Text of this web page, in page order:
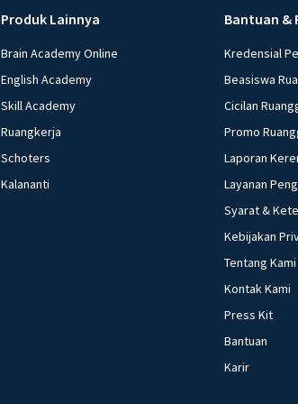
kebijakan
Menetapkan
minimum
Mengatur tingkat
beberapa
Menaikkan suku
harga. Yang
d. 3) dan 5) e. 4) dan 5) Investasi bank lesu, daya beli melemah
kepada
moneter yang
bunga bank b.
kebijakan
tetap b. Output
naik d. Output
Produk Lainnya
Brain Academy Online
English Academy
Skill Academy
Ruangkerja
Schoters
Kalananti
Bantuan &
Kredensial
Beasiswa
Cicilan
Promo
Laporan
Layanan
Syarat &
Kebijakan
Tentang Kami
Kontak Kami
Press Kit
Bantuan
Karir